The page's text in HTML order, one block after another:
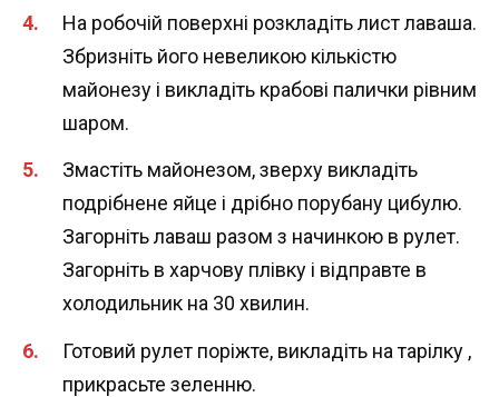
На робочій поверхні розкладіть лист лаваша.
Збризніть його невеликою кількістю
майонезу і викладіть крабові палички рівним
шаром.
Змастіть майонезом, зверху викладіть
подрібнене яйце і дрібно порубану цибулю.
Загорніть лаваш разом з начинкою в рулет.
Загорніть в харчову плівку і відправте в
холодильник на 30 хвилин.
Готовий рулет поріжте, викладіть на тарілку ,
прикрасьте зеленню.